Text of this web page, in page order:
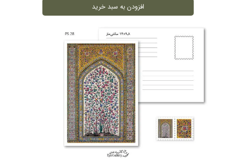
افزودن به سبد خرید